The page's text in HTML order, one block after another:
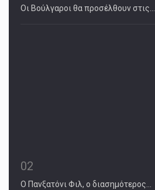
Οι Βούλγαροι θα προσέλθουν στις…
02
Ο Πανξατόνι Φιλ, ο διασημότερος…